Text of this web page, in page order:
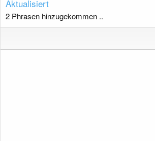
Aktualisiert
2 Phrasen hinzugekommen ..